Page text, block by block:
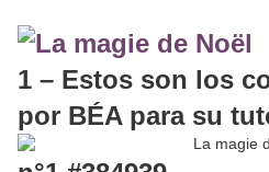
1 – Estos son los
por BÉA para su